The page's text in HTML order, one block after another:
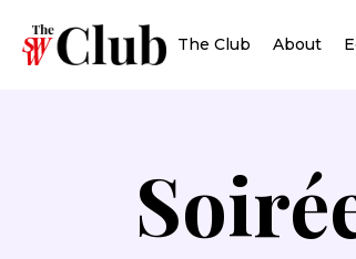
The Club About